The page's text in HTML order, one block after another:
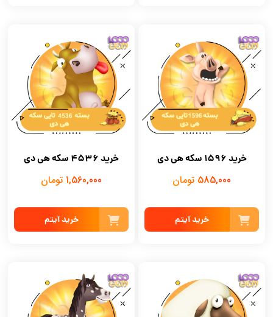
خرید 1596 سکه هی دی
585,000 تومان
خرید آیتم
خرید 4536 سکه هی دی
1,560,000 تومان
خرید آیتم